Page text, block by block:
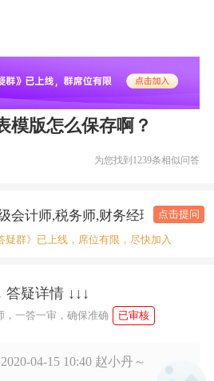
模版怎么保存啊？
为您找到1239条相似问答
会计师,税务师,财务经理 答疑老
点击提问
疑群》已上线，席位有限，尽快加入
答疑详情 ↓↓↓
，一答一审，确保准确 已审核
2020-04-15 10:40 赵小丹～